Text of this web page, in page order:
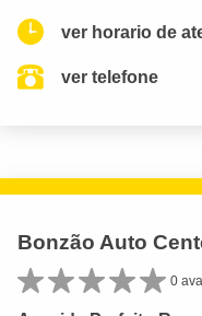
ver horario de
ver telefone
Bonzão Auto
0